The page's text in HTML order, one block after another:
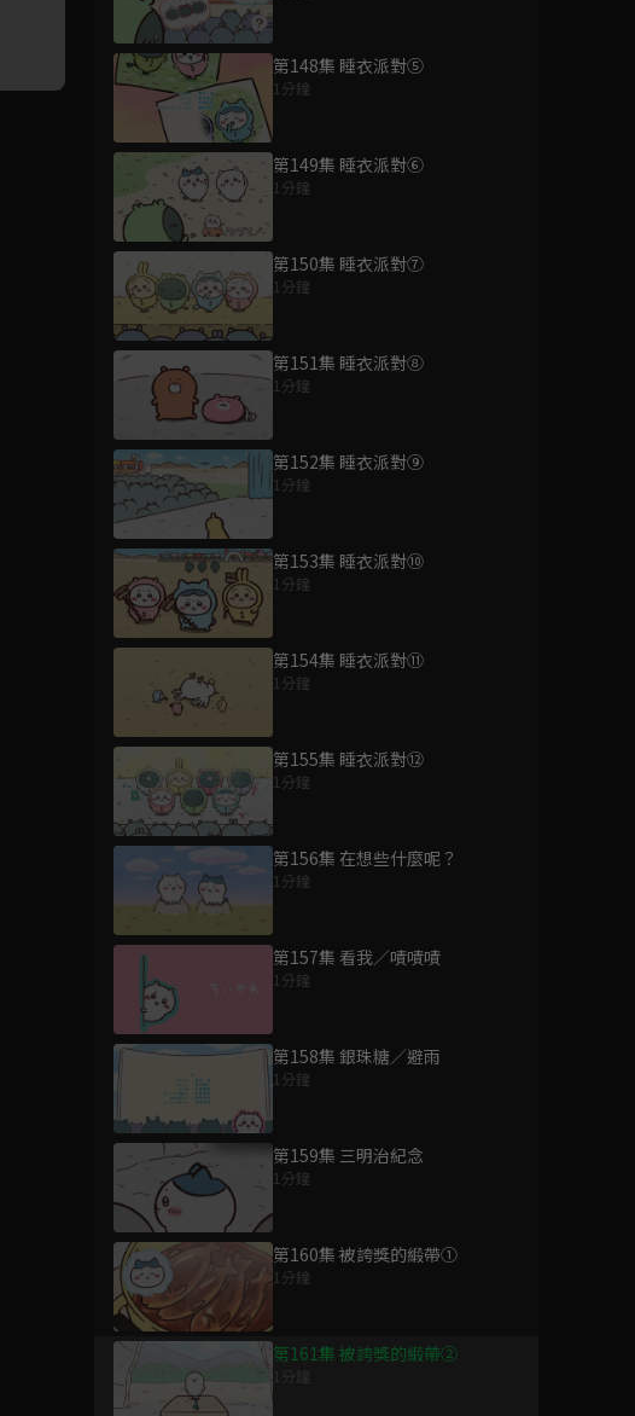
第148集 睡衣派對⑤
1分鐘
第149集 睡衣派對⑥
1分鐘
第150集 睡衣派對⑦
1分鐘
第151集 睡衣派對⑧
1分鐘
第152集 睡衣派對⑨
1分鐘
第153集 睡衣派對⑩
1分鐘
第154集 睡衣派對⑪
1分鐘
第155集 睡衣派對⑫
1分鐘
第156集 在想些什麼呢？
1分鐘
第157集 看我／嘖嘖嘖
1分鐘
第158集 銀珠糖／避雨
1分鐘
第159集 三明治紀念
1分鐘
第160集 被誇獎的緞帶①
1分鐘
第161集 被誇獎的緞帶②